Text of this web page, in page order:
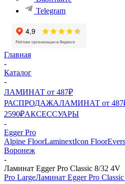
Telegram
Главная
-
Каталог
-
ЛАМИНАТ от 487₽
РАСПРОДАЖАЛАМИНАТ от
2590₽АКСЕССУАРЫ
-
Egger Pro
Alpine FloorLaminextIcon Floor
Воронеж
-
Ламинат Egger Pro Classic 8/32 4V
Pro LargeЛаминат Egger Pro